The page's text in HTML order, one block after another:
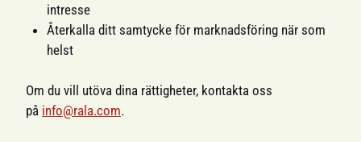
intresse
Återkalla ditt samtycke för marknadsföring när som
helst
Om du vill utöva dina rättigheter, kontakta oss
på info@rala.com.